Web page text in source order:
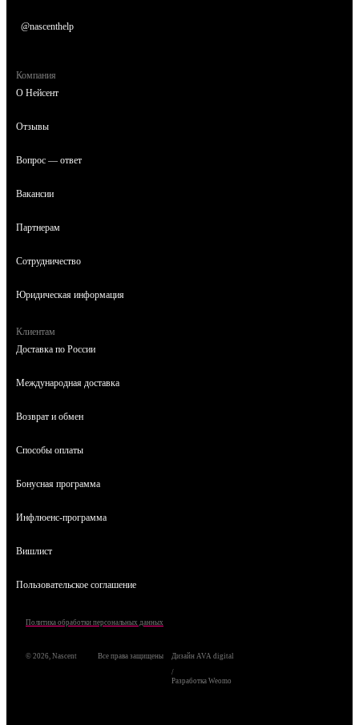
@nascenthelp
Компания
О Нейсент
Отзывы
Вопрос — ответ
Вакансии
Партнерам
Сотрудничество
Юридическая информация
Клиентам
Доставка по России
Международная доставка
Возврат и обмен
Способы оплаты
Бонусная программа
Инфлюенс-программа
Вишлист
Пользовательское соглашение
Все права защищены
Политика обработки персональных данных
Дизайн AVA digital
/
Разработка Weomo
© 2026, Nascent